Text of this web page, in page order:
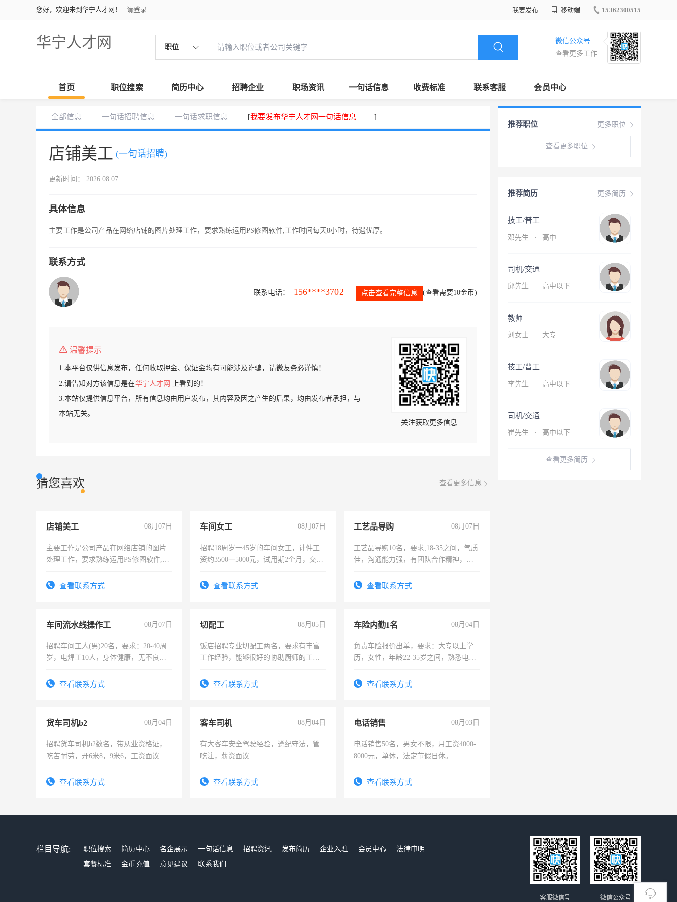
您好，欢迎来到华宁人才网！ 请登录 我要发布 移动端 15362300515
华宁人才网 职位
微信公众号
查看更多工作
首页 职位搜索 简历中心 招聘企业 职场资讯 一句话信息 收费标准 联系客服 会员中心
全部信息 一句话招聘信息 一句话求职信息 [我要发布华宁人才网一句话信息 ]
店铺美工 (一句话招聘)
更新时间： 2026.08.07
具体信息
主要工作是公司产品在网络店铺的图片处理工作，要求熟练运用PS修图软件,工作时间每天8小时，待遇优厚。
联系方式
联系电话： 156****3702 点击查看完整信息 (查看需要10金币)
温馨提示
1.本平台仅供信息发布，任何收取押金、保证金均有可能涉及诈骗，请微友务必谨慎！
2.请告知对方该信息是在华宁人才网
上看到的！
3.本站仅提供信息平台，所有信息均由用户发布，其内容及因之产生的后果，均由发布者承担，与
本站无关。
关注获取更多信息
猜您喜欢 查看更多信息
店铺美工 08月07日
主要工作是公司产品在网络店铺的图片
处理工作，要求熟练运用PS修图软件,工
查看联系方式
车间女工 08月07日
招聘18周岁一45岁的车间女工，计件工
资约3500一5000元，试用期2个月，交五
查看联系方式
工艺品导购 08月07日
工艺品导购10名，要求;18-35之间，气质
佳，沟通能力强，有团队合作精神，有
查看联系方式
车间流水线操作工 08月07日
招聘车间工人(男)20名，要求：20-40周
岁，电焊工10人，身体健康，无不良嗜
宿，免费发放劳保用品，两班倒，每月
查看联系方式
切配工 08月05日
饭店招聘专业切配工两名，要求有丰富
工作经验，能够很好的协助厨师的工
4500。查看联系方式
车险内勤1名 08月04日
负责车险报价出单，要求：大专以上学
历，女性，年龄22-35岁之间，熟悉电脑
试用期1-3个月，转正后交纳五险，
查看联系方式
货车司机b2 08月04日
招聘货车司机b2数名，带从业资格证，
吃苦耐劳，开6米8，9米6，工资面议
查看联系方式
客车司机 08月04日
有大客车安全驾驶经验，遵纪守法，管
吃注，薪资面议
查看联系方式
电话销售 08月03日
电话销售50名，男女不限，月工资4000-
8000元，单休，法定节假日休。
查看联系方式
更多职位
推荐职位
查看更多职位
更多简历
推荐简历
技工/普工
邓先生 · 高中
司机/交通
邱先生 · 高中以下
教师
刘女士 · 大专
技工/普工
李先生 · 高中以下
司机/交通
崔先生 · 高中以下
查看更多简历
栏目导航: 职位搜索 简历中心 名企展示 一句话信息 招聘资讯 发布简历 企业入驻 会员中心
法律申明
套餐标准
金币充值 意见建议 联系我们
微信公众号
客服微信号